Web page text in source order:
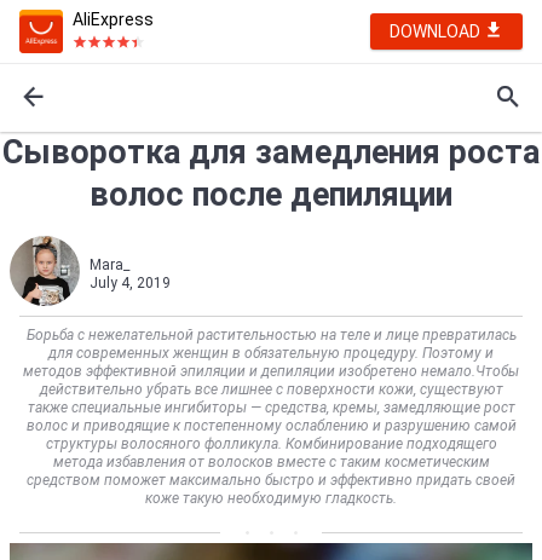
AliExpress
DOWNLOAD
Сыворотка для замедления роста
волос после депиляции
Mara_
July 4, 2019
Борьба с нежелательной растительностью на теле и лице превратилась
для современных женщин в обязательную процедуру. Поэтому и
методов эффективной эпиляции и депиляции изобретено немало.Чтобы
действительно убрать все лишнее с поверхности кожи, существуют
также специальные ингибиторы — средства, кремы, замедляющие рост
волос и приводящие к постепенному ослаблению и разрушению самой
структуры волосяного фолликула. Комбинирование подходящего
метода избавления от волосков вместе с таким косметическим
средством поможет максимально быстро и эффективно придать своей
коже такую необходимую гладкость.